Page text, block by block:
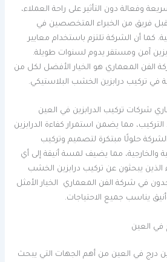
وفعالة دون التأثير على راحة العملاء،
فريق من الخبراء المتخصصين في
كما أن الشركة تلتزم باستخدام معايير
آمن ومستقر يدوم لسنوات طويلة.
الفن المعماري هو الخيار الأفضل لكل من
في تركيب درابزين الخشب البلاستيكي.
شركات تركيب الدرابزين في العين
مما يضمن استمرار كفاءة الدرابزين
حلولًا مبتكرة لتصميم وتركيب
والخارجية، مما يضيف لمسة أنيقة إلى أي
يبحثون عن تركيب درابزين الخشب
في شركة الفن المعماري الخيار الأمثل
يناسب جميع الاحتياجات.
في العين
درج في العين من أهم الجهات التي يبحث